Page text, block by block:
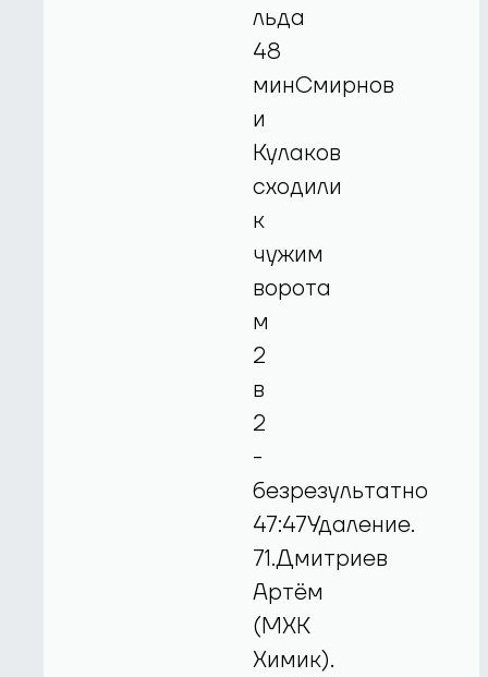
льда
48
минСмирнов
и
Кулаков
сходили
к
чужим
ворота
м
2
в
2
-
безрезультатно
47:47Удаление.
71.Дмитриев
Артём
(МХК
Химик).